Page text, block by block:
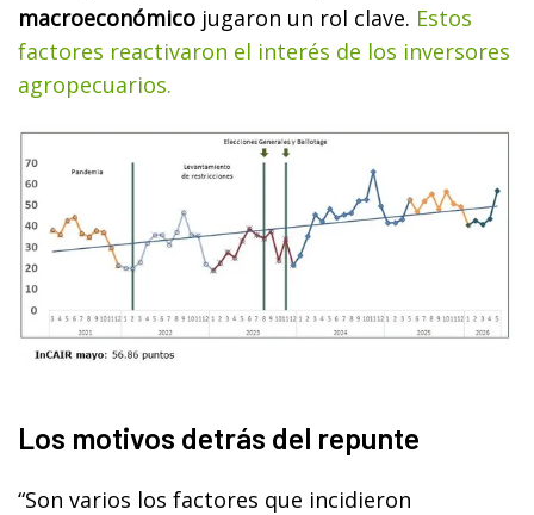
macroeconómico jugaron un rol clave. Estos
factores reactivaron el interés de los inversores
agropecuarios.
Los motivos detrás del repunte
“Son varios los factores que incidieron